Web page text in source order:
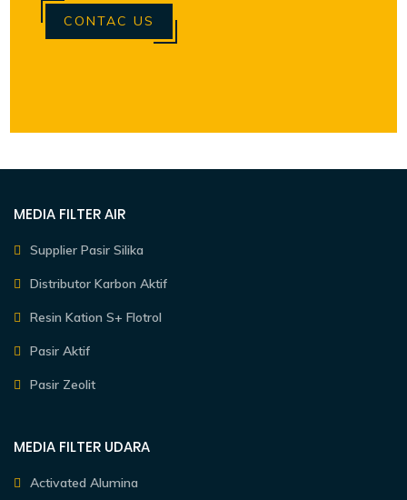
CONTAC US
MEDIA FILTER AIR
Supplier Pasir Silika
Distributor Karbon Aktif
Resin Kation S+ Flotrol
Pasir Aktif
Pasir Zeolit
MEDIA FILTER UDARA
Activated Alumina